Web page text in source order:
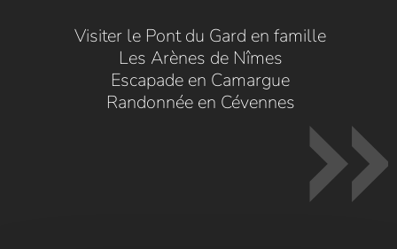
Visiter le Pont du Gard en famille
Les Arènes de Nîmes
Escapade en Camargue
Randonnée en Cévennes